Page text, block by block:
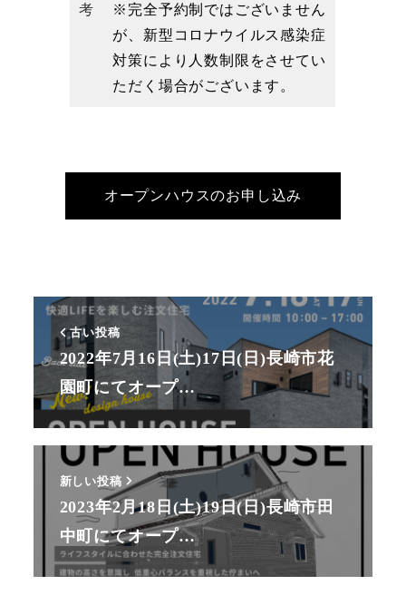
考
※完全予約制ではございません
が、新型コロナウイルス感染症
対策により人数制限をさせてい
ただく場合がございます。
オープンハウスのお申し込み
古い投稿
2022年7月16日(土)17日(日)長崎市花
園町にてオープ…
新しい投稿
2023年2月18日(土)19日(日)長崎市田
中町にてオープ…